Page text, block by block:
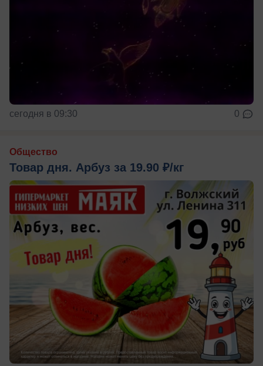
сегодня в 09:30 0
Общество
Товар дня. Арбуз за 19.90 ₽/кг